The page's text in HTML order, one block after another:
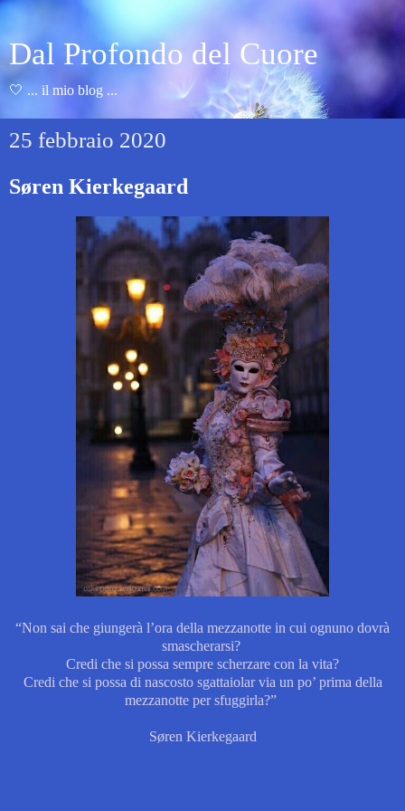
Dal Profondo del Cuore
🤍 ... il mio blog ...
25 febbraio 2020
Søren Kierkegaard
“Non sai che giungerà l’ora della mezzanotte in cui ognuno dovrà
smascherarsi?
Credi che si possa sempre scherzare con la vita?
Credi che si possa di nascosto sgattaiolar via un po’ prima della
mezzanotte per sfuggirla?”
Søren Kierkegaard